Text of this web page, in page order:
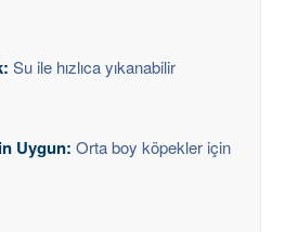
Su ile hızlıca yıkanabilir
Uygun: Orta boy köpekler için